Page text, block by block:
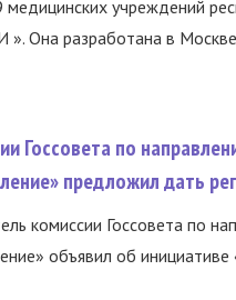
учреждений
Она разработана в
Госсовета по
предложил дать
комиссии Госсовета по
объявил об